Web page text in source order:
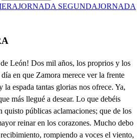
JORNADA SEGUNDAJORNADA
ser tan esquiva, Rodrigo, con los indicios que ha dado de liviana en cumplir mal con el traje funeral, a que la obliga su estado. Yo sospecho que hay en ello algún misterio. Y alguno . teme el cuidado importuno con que el rey se informa de ello, y averiguar me conviene si es intención amorosa. Señor, no es difícil cosa saber cuál de los que tiene es el amante querido; y yo me ofrezco a saberlo y a decirlo, si de ello te has de dar por tan servido como el gusto lo ha mostrado con que informándote estás, que en ello sospechas das de algún oculto cuidado. Hablando está mi señor con el rey. Quiero aguardar. si en un rey es culpa amar, darlo a entender es error. mas el ciego dios, Rodrigo, desconoce la razón, y es alivio en la pasión comunicarla a un amigo. Este nombre me mereces, y, así, no te he de negar lo que te han de confesar mis suspiros tantas veces. La noche que la beldad de Leonor ver merecí la vez primera, perdí dos veces la libertad. El rey, mi padre, prendió el cuerpo, y Leonor hermosa el alma, si venturosa, porque su belleza vio, infeliz también en verla, pues en la misma ocasión en que nació la afición murió la esperanza della. Sólo sirvió la ventura de ver allí tanta gloria de que hiciese su memoria mi larga prisión más dura. Pero, si bien la crueldad de la prisión agrandó, al mismo paso aumentó el gusto a la libertad, pues a la gloria mayor del trono, en que ya me veo, prefiero el menor deseo de los ojos de Leonor. Presa ha sido, detenida, esta amorosa pasión en dos años de prisión, largo infierno en corta vida. Ardiente volcán ha sido en mi pecho este cuidado del deseo concitado y del silencio oprimido. Y tanto con más violencia rompen las llaves el pecho, cuanto a exaltarlas ha hecho la prisión más resistencia. Y, así, tú, de quien confío, por noble, amigo y leal, pues te comunico el mal, que padece el pecho mío, Mercurio has de ser fiel. Mensajero de mi amor, da remedio a mi dolor, dando a Leonor parte de él. Y darás, conforme a ley, la vida, noble Rodrigo, o por amigo, a tu amigo, o por vasallo, a tu rey. Leyes son, señor, precisas esas dos obligaciones, y son preceptos que pones los favores con que avisas. Yo te confieso que siento de la reina, mi señora, que como debe te adora, el forzoso sentimiento que ha de tener con razón de lo que en su agravio piensas, que no te merece ofensas su hermosura y afición. Mas, viendo que ni de intento has de mudar, ni faltar quien se ofrezca a ejecutar tu resuelto pensamiento, quiero servirte, señor, pues nadie para este efecto ha de tener más secreto, más lealtad o más amor. Por esas razones fío de ti, Rodrigo, mi pecho. Estar puedes satisfecho de las verdades del mío. Señor... Beltrán, ¿qué hay de nuevo? No sé si yerro en decirlo, que aunque me he atrevido a oírlo, a creerlo no me atrevo. Pues al tiempo que entendí que pidieras a Leonor al rey, he visto, señor, que él te la ha pedido a ti. Luego, ¿nos has escuchado? Bastantes señas te doy. Pues, Beltrán... Ya sé que estoy por tu peligro obligado al secreto, porque el rey no entienda que tú me diste parte de él, y le rompiste de fidelidad la ley. Pero bien pienso que estás de mí, señor, confiado, y sabes que de criado el nombre tengo, no más, y las costumbres, de amigo. Es verdad, que la experiencia de tu valor y prudencia te da ese lugar conmigo. Don Juan, mi señor, que el cielo tenga, en su vida pensó cosa que ignorase yo, ni formó jamás recelo de mi secreto y lealtad. Lo mismo hallarás en mí. Eso supuesto, me dí ¿cómo si amas la beldad de Leonor tan abrasado, tan fácilmente, señor, de tercero de otro amor el oficio has acetado? Por eso. ¿Por eso? Sí. Misterios son que no entiendo. Supuesto que la pretendo para esposa, Beltrán, dí, no queriendo yo perder esperanza tan dichosa, ¿no es cautela provechosa ser yo el tercero, y saber si muestra villano pecho, o si resiste constante Leonor bella al rey amante, para poder, satisfecho de la verdad, resolver o ser su esposo o no serlo? Que excusándome de hacerlo me determino a perder de conocido a Leonor, pues, si en esto se valiera de otro el rey, yo no tuviera la evidencia de su honor que pide caso tan grave. Y en cosas de honor advierto que, aunque se dude lo cierto, cuando la duda se sabe, la han de evitar los que son honrados, porque la afrenta consentirá quien consienta la duda de la opinión. Así lo entiendo, señor. mas yo con razón creía que contigo bastaría saber del rey el amor para mudar pensamiento, porque de un rey viene a ser lo mismo, a mi parecer, la ejecución que el intento para dañar la opinión, pues ninguno, a lo que creo, en sabiendo su deseo, dudará la ejecución. Eso también me obligó, Beltrán, a ser su tercero, porque así excusar espero que ninguno, sino yo, tenga de su amor noticia. si tú del murmurador con ese medio, señor, aseguras la malicia, estar puedes satisfecho de Leonor, que es tan honesta que no hay roca al mar opuesta más constante que su pecho. ¿Que esta noche hay tanta fiesta en Palacio? La ciudad extremos de su lealtad en sus gestos manifiesta. Y porque de prevenciones dilatadas necesita, trajes y danzas imita de diferentes naciones esta noche, que su fe no quiere que pase día en que de tanta alegría algún indicio no dé. Ay, prima Leonor, quién fuera a ver tanto regocijo! Pues, ¿de qué te sirve un hijo que de tu preñado espera don Domingo, si el enfado que te amenaza al parir no desquitas en cumplir los antojos del preñado? ¿Y venceré sus rigores con decir que se me antoja? si te resiste y se enoja, finge al momento dolores, que es torcedor inhumano perder un hijo. Leonor, él sale. Sólo el calor hace insufrible el verano. Es verdad. mas la opinión común, por el desenfado con que se vive, le ha dado, aun con esa condición, mejor lugar que al invierno. ¿Desenfado puede haber en un tiempo que en arder semeja tanto al infierno? A los mendigo